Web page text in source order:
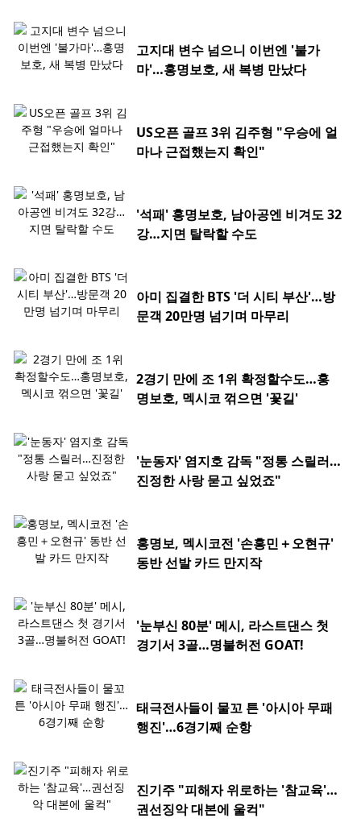
고지대 변수 넘으니 이번엔 '불가
마'…홍명보호, 새 복병 만났다
US오픈 골프 3위 김주형 "우승에 얼
마나 근접했는지 확인"
'석패' 홍명보호, 남아공엔 비겨도 32
강…지면 탈락할 수도
아미 집결한 BTS '더 시티 부산'…방
문객 20만명 넘기며 마무리
2경기 만에 조 1위 확정할수도…홍
명보호, 멕시코 꺾으면 '꽃길'
'눈동자' 염지호 감독 "정통 스릴러…
진정한 사랑 묻고 싶었죠"
홍명보, 멕시코전 '손흥민＋오현규'
동반 선발 카드 만지작
'눈부신 80분' 메시, 라스트댄스 첫
경기서 3골…명불허전 GOAT!
태극전사들이 물꼬 튼 '아시아 무패
행진'…6경기째 순항
진기주 "피해자 위로하는 '참교육'…
권선징악 대본에 울컥"